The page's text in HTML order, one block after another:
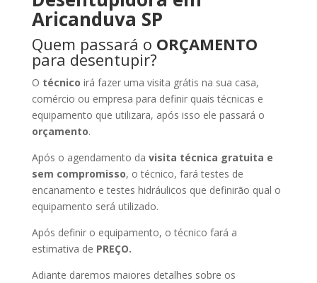
Aricanduva SP
Quem passará o ORÇAMENTO
para desentupir?
O técnico irá fazer uma visita grátis na sua casa,
comércio ou empresa para definir quais técnicas e
equipamento que utilizara, após isso ele passará o
orçamento.
Após o agendamento da visita técnica gratuita e
sem compromisso, o técnico, fará testes de
encanamento e testes hidráulicos que definirão qual o
equipamento será utilizado.
Após definir o equipamento, o técnico fará a
estimativa de PREÇO.
Adiante daremos maiores detalhes sobre os